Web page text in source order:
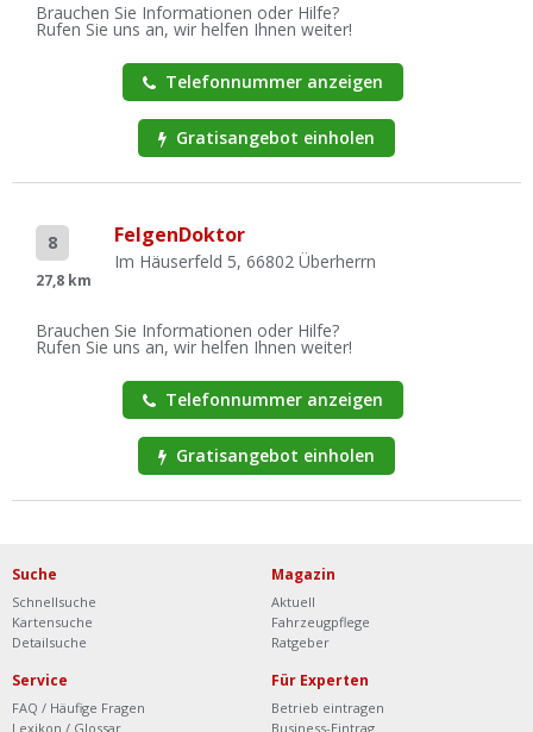
Brauchen Sie Informationen oder Hilfe?
Rufen Sie uns an, wir helfen Ihnen weiter!
Telefonnummer anzeigen
Gratisangebot einholen
8
27,8 km
FelgenDoktor
Im Häuserfeld 5, 66802 Überherrn
Brauchen Sie Informationen oder Hilfe?
Rufen Sie uns an, wir helfen Ihnen weiter!
Telefonnummer anzeigen
Gratisangebot einholen
Suche
Schnellsuche
Kartensuche
Detailsuche
Magazin
Aktuell
Fahrzeugpflege
Ratgeber
Service
FAQ / Häufige Fragen
Lexikon / Glossar
Für Experten
Betrieb eintragen
Business-Eintrag